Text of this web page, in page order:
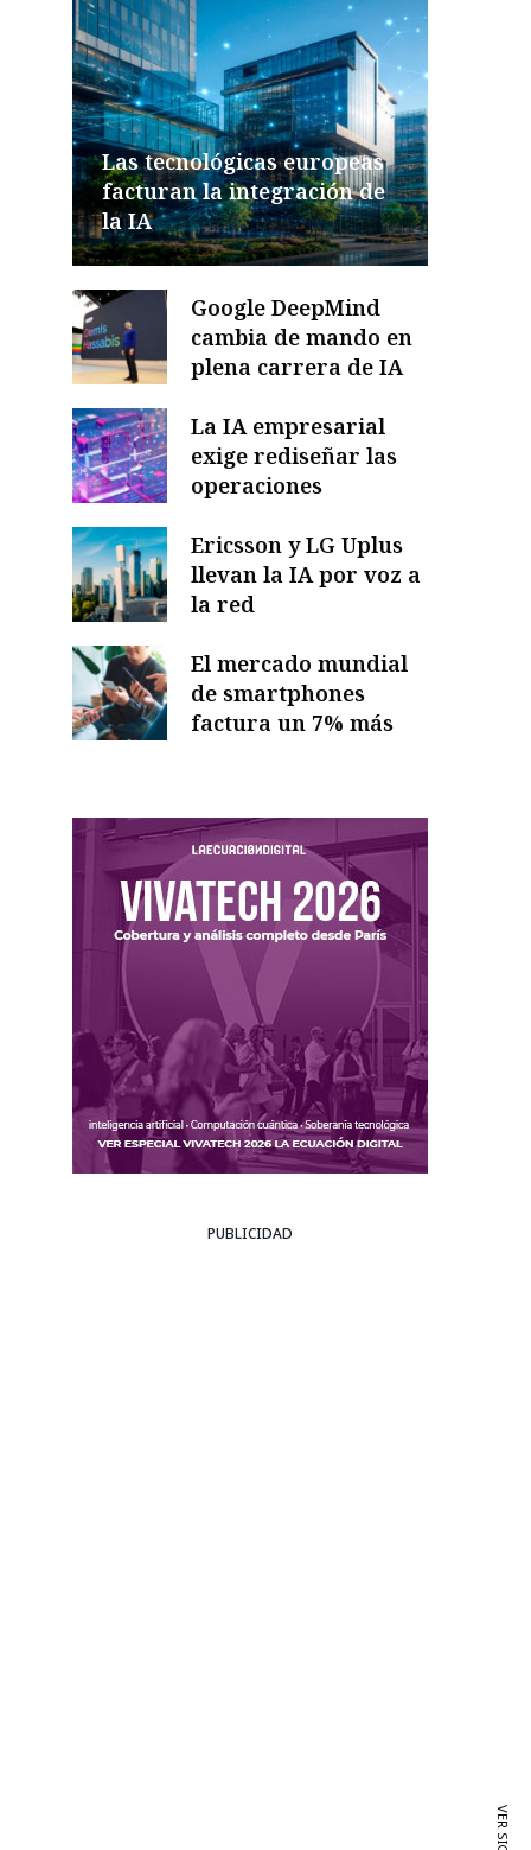
Las tecnológicas europeas
facturan la integración de
la IA
Google DeepMind
cambia de mando en
plena carrera de IA
La IA empresarial
exige rediseñar las
operaciones
Ericsson y LG Uplus
llevan la IA por voz a
la red
El mercado mundial
de smartphones
factura un 7% más
PUBLICIDAD